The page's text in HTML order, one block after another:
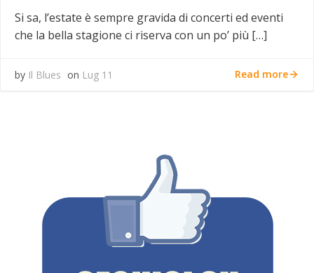
Si sa, l’estate è sempre gravida di concerti ed eventi
che la bella stagione ci riserva con un po’ più […]
by Il Blues on Lug 11 Read more